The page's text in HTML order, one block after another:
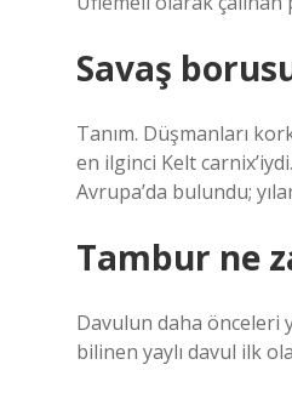
Savaş
Tanım. Düşmanları
en ilginci Kelt
Avrupa’da bulundu;
Tambur ne
Davulun daha önceleri
bilinen yaylı davul ilk